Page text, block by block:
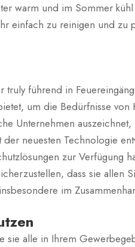
warm und im Sommer
einfach zu reinigen und zu
führend in
um die Bedürfnisse
Unternehmen auszeichnet,
neuesten Technologie
zur Verfügung
dass sie allen
im
sie alle in Ihrem